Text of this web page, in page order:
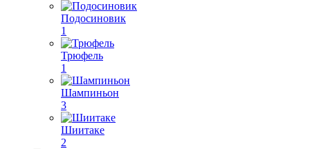
Подосиновик
1
Трюфель
1
Шампиньон
3
Шиитаке
2